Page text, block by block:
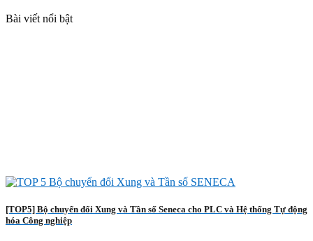
Bài viết nổi bật
[TOP5] Bộ chuyển đổi Xung và Tần số Seneca cho PLC và Hệ thống Tự động
hóa Công nghiệp